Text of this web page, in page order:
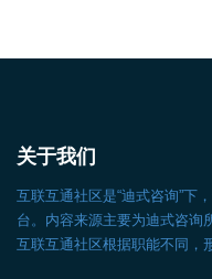
关于我们
互联互通社区是“迪式咨询”下
台。内容来源主要为迪式咨询
互联互通社区根据职能不同，